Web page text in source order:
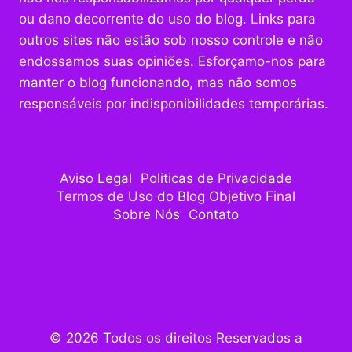
ou dano decorrente do uso do blog. Links para
outros sites não estão sob nosso controle e não
endossamos suas opiniões. Esforçamo-nos para
manter o blog funcionando, mas não somos
responsáveis por indisponibilidades temporárias.
Aviso Legal
Politicas de Privacidade
Termos de Uso do Blog Objetivo Final
Sobre Nós
Contato
© 2026 Todos os direitos Reservados a